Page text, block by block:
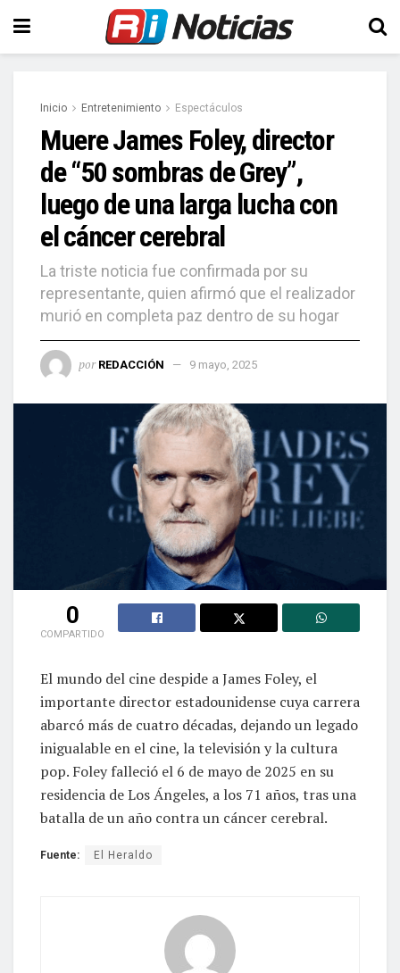
Inicio Entretenimiento Espectáculos
Muere James Foley, director
de “50 sombras de Grey”,
luego de una larga lucha con
el cáncer cerebral
La triste noticia fue confirmada por su
representante, quien afirmó que el realizador
murió en completa paz dentro de su hogar
por REDACCIÓN 9 mayo, 2025
0
COMPARTIDO
El mundo del cine despide a James Foley, el
importante director estadounidense cuya carrera
abarcó más de cuatro décadas, dejando un legado
inigualable en el cine, la televisión y la cultura
pop. Foley falleció el 6 de mayo de 2025 en su
residencia de Los Ángeles, a los 71 años, tras una
batalla de un año contra un cáncer cerebral.
Fuente: El Heraldo